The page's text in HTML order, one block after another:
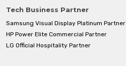
Tech Business Partner
Samsung Visual Display Platinum Partner
HP Power Elite Commercial Partner
LG Official Hospitality Partner